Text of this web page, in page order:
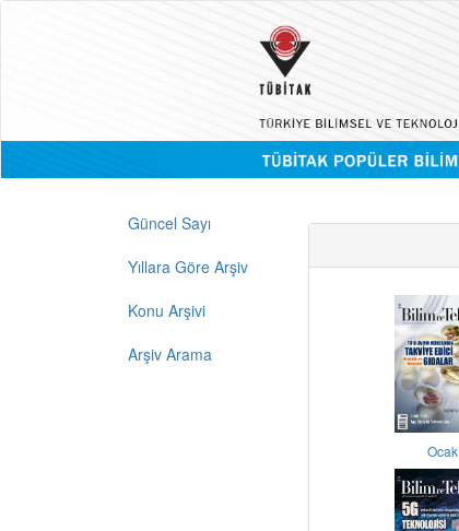
Güncel Sayı
Yıllara Göre Arşiv
Konu Arşivi
Arşiv Arama
Ocak